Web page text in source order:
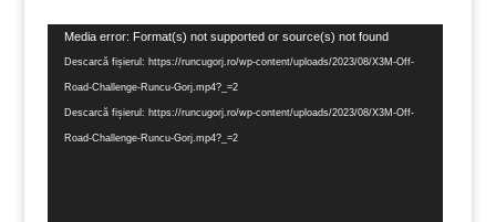
Player
video
Media error: Format(s) not supported or source(s) not found
Descarcă fișierul: https://runcugorj.ro/wp-content/uploads/2023/08/X3M-Off-
Road-Challenge-Runcu-Gorj.mp4?_=2
Descarcă fișierul: https://runcugorj.ro/wp-content/uploads/2023/08/X3M-Off-
Road-Challenge-Runcu-Gorj.mp4?_=2